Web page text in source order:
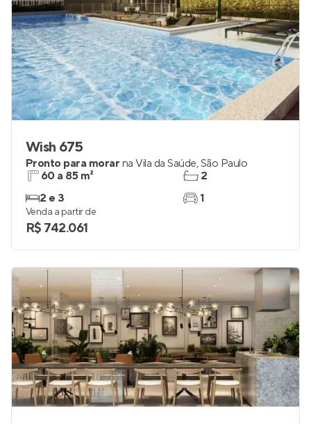
Wish 675
Pronto para morar na Vila da Saúde,São Paulo
60 a 85 m²
2 e 3
2
1
Venda a partir de
R$ 742.061